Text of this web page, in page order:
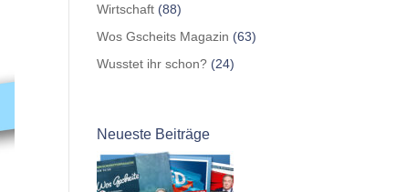
Wirtschaft (88)
Wos Gscheits Magazin (63)
Wusstet ihr schon? (24)
Neueste Beiträge